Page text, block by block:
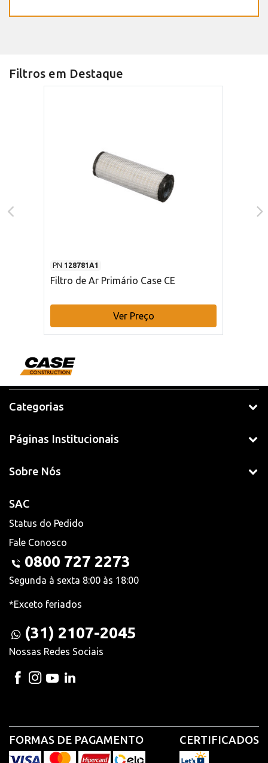
Filtros em Destaque
PN 128781A1
Filtro de Ar Primário Case CE
Ver Preço
Categorias
Páginas Institucionais
Sobre Nós
SAC
Status do Pedido
Fale Conosco
0800 727 2273
Segunda à sexta 8:00 às 18:00
*Exceto feriados
(31) 2107-2045
Nossas Redes Sociais
FORMAS DE PAGAMENTO CERTIFICADOS